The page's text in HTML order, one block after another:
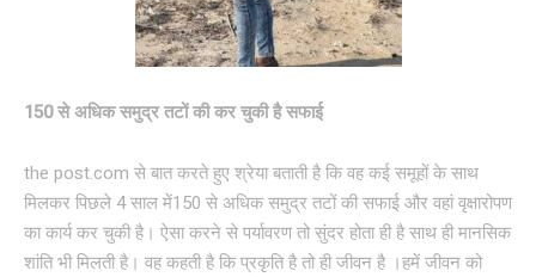
150 से अधिक समुद्र तटों की कर चुकी है सफाई
the post.com से बात करते हुए श्रेया बताती है कि वह कई समूहों के साथ
मिलकर पिछले 4 साल में150 से अधिक समुद्र तटों की सफाई और वहां वृक्षारोपण
का कार्य कर चुकी है। ऐसा करने से पर्यावरण तो सुंदर होता ही है साथ ही मानसिक
शांति भी मिलती है। वह कहती है कि प्रकृति है तो ही जीवन है ।हमें जीवन को